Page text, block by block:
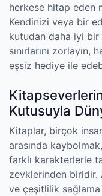
herkese hitap eden
Kendinizi veya bir
kutudan daha iyi bir
sınırlarını
eşsiz hediye ile
Kutusuyla
Kitaplar, birçok
arasında
farklı karakterlerle
zevklerinden biridir.
ve çeşitlilik